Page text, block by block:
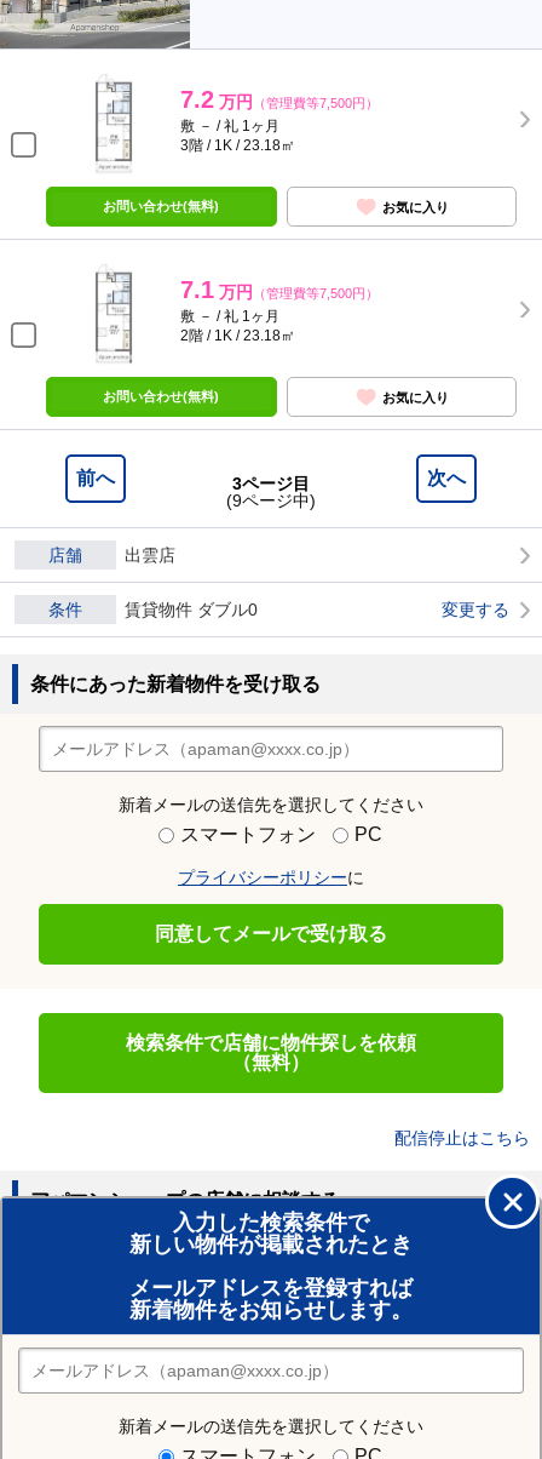
7.2 万円 （管理費等7,500円）
敷 － / 礼 1ヶ月
3階 / 1K / 23.18㎡
お問い合わせ(無料) お気に入り
7.1 万円 （管理費等7,500円）
敷 － / 礼 1ヶ月
2階 / 1K / 23.18㎡
お問い合わせ(無料) お気に入り
前へ 次へ
3ページ目
(9ページ中)
店舗 出雲店
条件 賃貸物件 ダブル0 変更する
条件にあった新着物件を受け取る
新着メールの送信先を選択してください
スマートフォン PC
プライバシーポリシーに
同意してメールで受け取る
検索条件で店舗に物件探しを依頼
（無料）
配信停止はこちら
入力した検索条件で
新しい物件が掲載されたとき
メールアドレスを登録すれば
新着物件をお知らせします。
新着メールの送信先を選択してください
アパマンショップの店舗に相談する
賃貸のプロがお部屋探し！
おまかせ物件リクエスト
住みたい街の店舗を探す
店舗検索